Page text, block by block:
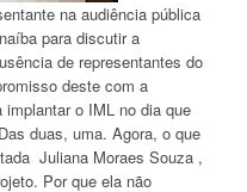
na audiência pública
para discutir a
de representantes do
deste com a
o IML no dia que
duas, uma. Agora, o que
Juliana Moraes Souza ,
Por que ela não